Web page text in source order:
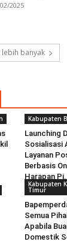
2025
lebih banyak
Kabupaten
Launching
Sosialisasi
Layanan
Berbasis
Harapan
Kabupaten
Timur
Semua
Apabila
Domestik